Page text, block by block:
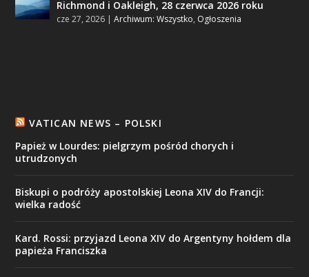
Richmond i Oakleigh, 28 czerwca 2026 roku
cze 27, 2026 |Archiwum: Wszystko, Ogłoszenia
VATICAN NEWS – POLSKI
Papież w Lourdes: pielgrzym pośród chorych i
utrudzonych
Biskupi o podróży apostolskiej Leona XIV do Francji:
wielka radość
Kard. Rossi: przyjazd Leona XIV do Argentyny hołdem dla
papieża Franciszka